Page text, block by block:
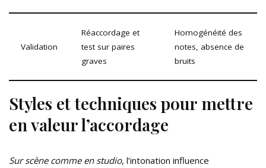
Validation
Réaccordage et
test sur paires
graves
Homogénéité des
notes, absence de
bruits
Styles et techniques pour mettre
en valeur l’accordage
Sur scène comme en studio, l’intonation influence